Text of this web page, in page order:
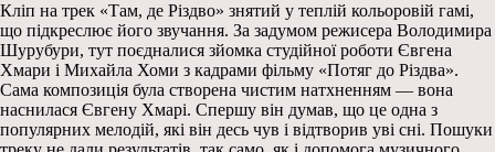
Кліп на трек «Там, де Різдво» знятий у теплій кольоровій гамі,
що підкреслює його звучання. За задумом режисера Володимира
Шурубури, тут поєдналися зйомка студійної роботи Євгена
Хмари і Михайла Хоми з кадрами фільму «Потяг до Різдва».
Сама композиція була створена чистим натхненням — вона
наснилася Євгену Хмарі. Спершу він думав, що це одна з
популярних мелодій, які він десь чув і відтворив уві сні. Пошуки